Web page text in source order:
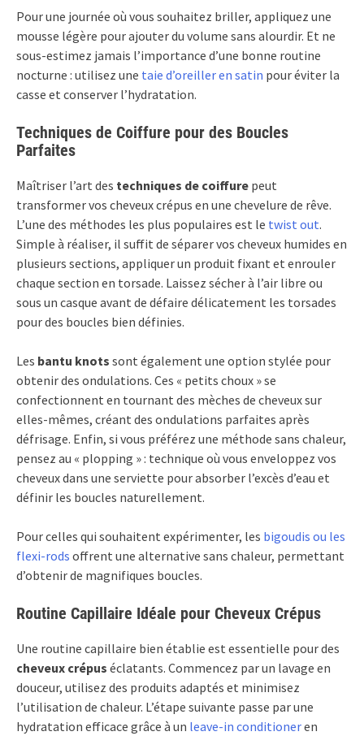
Pour une journée où vous souhaitez briller, appliquez une
mousse légère pour ajouter du volume sans alourdir. Et ne
sous-estimez jamais l’importance d’une bonne routine
nocturne : utilisez une taie d’oreiller en satin pour éviter la
casse et conserver l’hydratation.
Techniques de Coiffure pour des Boucles
Parfaites
Maîtriser l’art des techniques de coiffure peut
transformer vos cheveux crépus en une chevelure de rêve.
L’une des méthodes les plus populaires est le twist out.
Simple à réaliser, il suffit de séparer vos cheveux humides en
plusieurs sections, appliquer un produit fixant et enrouler
chaque section en torsade. Laissez sécher à l’air libre ou
sous un casque avant de défaire délicatement les torsades
pour des boucles bien définies.
Les bantu knots sont également une option stylée pour
obtenir des ondulations. Ces « petits choux » se
confectionnent en tournant des mèches de cheveux sur
elles-mêmes, créant des ondulations parfaites après
défrisage. Enfin, si vous préférez une méthode sans chaleur,
pensez au « plopping » : technique où vous enveloppez vos
cheveux dans une serviette pour absorber l’excès d’eau et
définir les boucles naturellement.
Pour celles qui souhaitent expérimenter, les bigoudis ou les
flexi-rods offrent une alternative sans chaleur, permettant
d’obtenir de magnifiques boucles.
Routine Capillaire Idéale pour Cheveux Crépus
Une routine capillaire bien établie est essentielle pour des
cheveux crépus éclatants. Commencez par un lavage en
douceur, utilisez des produits adaptés et minimisez
l’utilisation de chaleur. L’étape suivante passe par une
hydratation efficace grâce à un leave-in conditioneren